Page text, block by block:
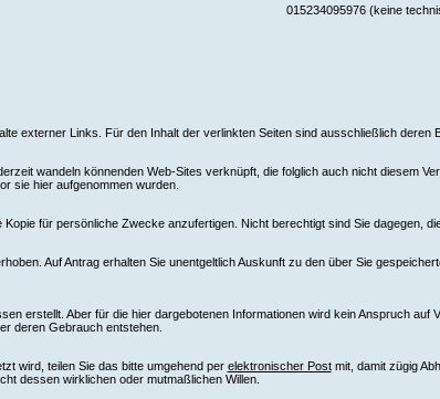
015234095976 (keine
externer Links. Für den Inhalt der verlinkten Seiten sind ausschließlich deren
wandeln könnenden Web-Sites verknüpft, die folglich auch nicht diesem
sie hier aufgenommen wurden.
für persönliche Zwecke anzufertigen. Nicht berechtigt sind Sie dagegen,
Auf Antrag erhalten Sie unentgeltlich Auskunft zu den über Sie
erstellt. Aber für die hier dargebotenen Informationen wird kein Anspruch
deren Gebrauch entstehen.
wird, teilen Sie das bitte umgehend per elektronischer Postmit, damit zügig
dessen wirklichen oder mutmaßlichen Willen.